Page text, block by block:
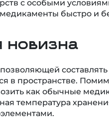
быстро и
новизна
составлять
в пространстве.
как обычные
температура